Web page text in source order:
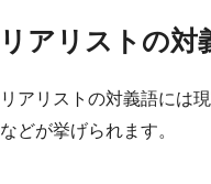
リアリストの対
リアリストの対義語には
などが挙げられます。